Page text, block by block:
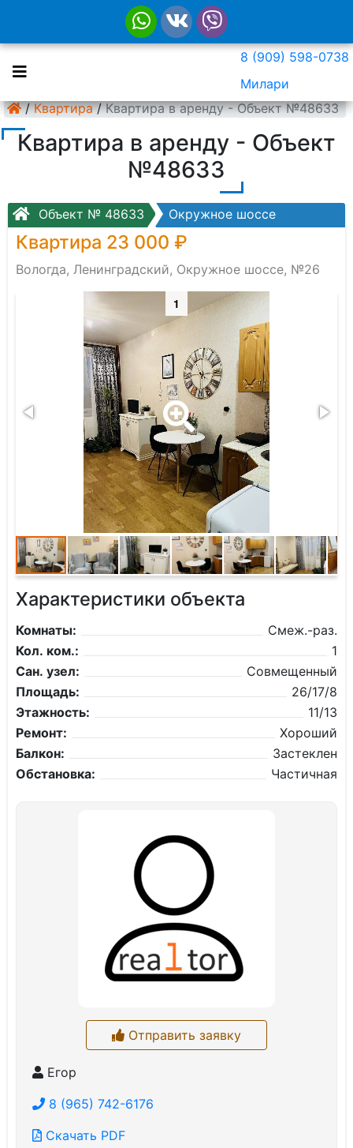
8 (909) 598-0738
Милари
/ Квартира / Квартира в аренду - Объект №48633
Квартира в аренду - Объект
№48633
Объект № 48633 Окружное шоссе
Квартира 23 000 ₽
Вологда, Ленинградский, Окружное шоссе, №26
1
Характеристики объекта
Комнаты:
Смеж.-раз.
Кол. ком.:
1
Сан. узел:
Совмещенный
Площадь:
26/17/8
Этажность:
11/13
Ремонт:
Хороший
Балкон:
Застеклен
Обстановка:
Частичная
Отправить заявку
Егор
8 (965) 742-6176
Скачать PDF